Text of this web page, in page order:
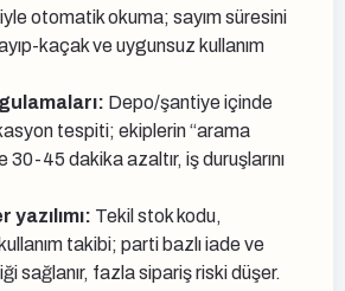
otomatik okuma; sayım süresini
kaçak ve uygunsuz kullanım
Depo/şantiye içinde
tespiti; ekiplerin “arama
30-45 dakika azaltır, iş duruşlarını
Tekil stok kodu,
takibi; parti bazlı iade ve
sağlanır, fazla sipariş riski düşer.